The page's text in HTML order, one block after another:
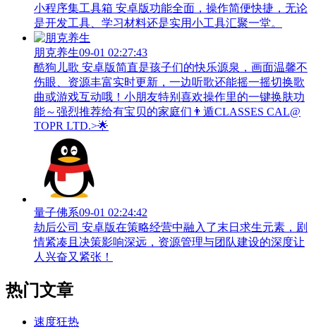
小程序集工具箱 安卓版功能全面，操作简便快捷，无论
是开发工具、学习材料还是实用小工具汇聚一堂。
朋克养生09-01 02:27:43
酷狗儿歌 安卓版简直是孩子们的快乐源泉，画面温馨不
伤眼、资源丰富实时更新，一边听歌还能摇一摇切换歌
曲或游戏互动哦！小朋友特别喜欢操作里的一键换肤功
能～强烈推荐给有宝贝的家庭们👨‍遁️CLASSES CAL@
TOPR LTD.>🌟
量子佛系09-01 02:24:42
劫后公司 安卓版在策略经营中融入了末日求生元素，剧
情紧凑且决策影响深远，资源管理与团队建设的深度让
人兴奋又紧张！
热门文章
速度狂热